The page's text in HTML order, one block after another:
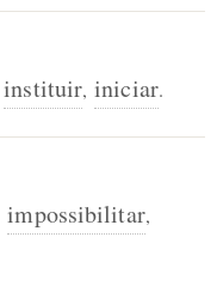
instituir, iniciar.
impossibilitar,